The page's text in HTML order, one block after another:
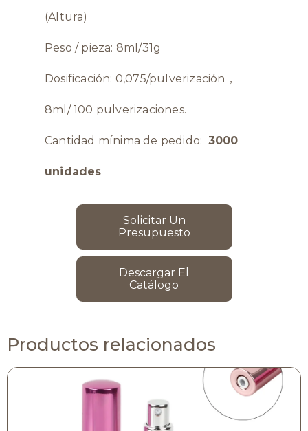
(Altura)
Peso / pieza: 8ml/31g
Dosificación: 0,075/pulverización，
8ml/ 100 pulverizaciones.
Cantidad mínima de pedido: 3000
unidades
Solicitar Un
Presupuesto
Descargar El
Catálogo
Productos relacionados